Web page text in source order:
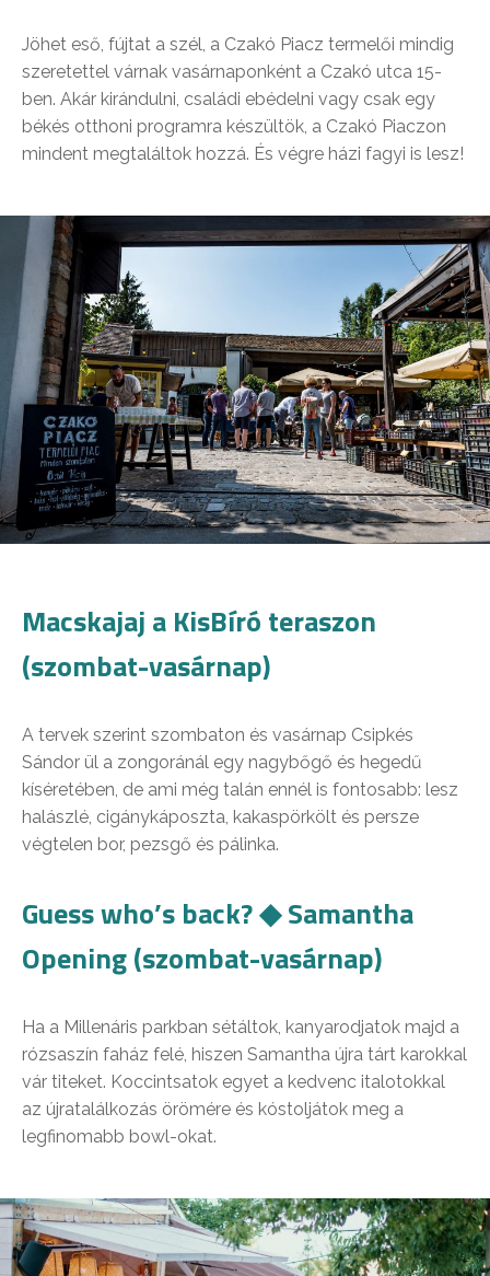
Jöhet eső, fújtat a szél, a Czakó Piacz termelői mindig
szeretettel várnak vasárnaponként a Czakó utca 15-
ben. Akár kirándulni, családi ebédelni vagy csak egy
békés otthoni programra készültök, a Czakó Piaczon
mindent megtaláltok hozzá. És végre házi fagyi is lesz!
Macskajaj a KisBíró teraszon
(szombat-vasárnap)
A tervek szerint szombaton és vasárnap Csipkés
Sándor ül a zongoránál egy nagybőgő és hegedű
kíséretében, de ami még talán ennél is fontosabb: lesz
halászlé, cigánykáposzta, kakaspörkölt és persze
végtelen bor, pezsgő és pálinka.
Guess who’s back? ◆ Samantha
Opening (szombat-vasárnap)
Ha a Millenáris parkban sétáltok, kanyarodjatok majd a
rózsaszín faház felé, hiszen Samantha újra tárt karokkal
vár titeket. Koccintsatok egyet a kedvenc italotokkal
az újratalálkozás örömére és kóstoljátok meg a
legfinomabb bowl-okat.